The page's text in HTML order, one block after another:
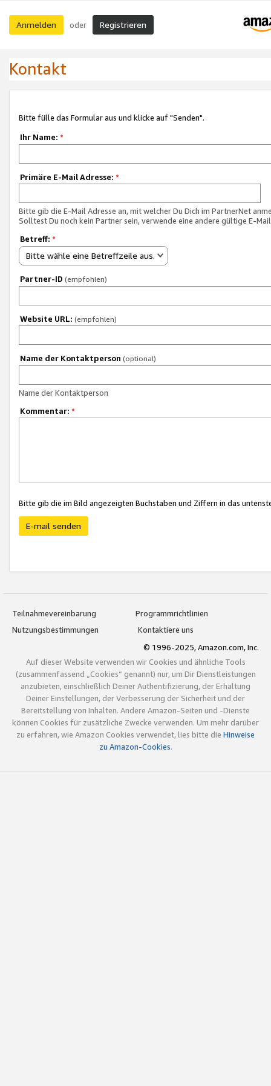
Anmelden oder Registrieren
Kontakt
Bitte fülle das Formular aus und klicke auf "Senden".
Ihr Name: *
Primäre E-Mail Adresse: *
Bitte gib die E-Mail Adresse an, mit welcher Du Dich im PartnerNet
Solltest Du noch kein Partner sein, verwende eine andere gültige E-
Betreff: *
Bitte wähle eine Betreffzeile aus.
Partner-ID (empfohlen)
Website URL: (empfohlen)
Name der Kontaktperson (optional)
Name der Kontaktperson
Kommentar: *
Bitte gib die im Bild angezeigten Buchstaben und Ziffern in das
E-mail senden
Teilnahmevereinbarung
Programmrichtlinien
Nutzungsbestimmungen
Kontaktiere uns
© 1996-2025, Amazon.com, Inc.
Auf dieser Website verwenden wir Cookies und ähnliche Tools
(zusammenfassend „Cookies“ genannt) nur, um Dir Dienstleistungen
anzubieten, einschließlich Deiner Authentifizierung, der Erhaltung
Deiner Einstellungen, der Verbesserung der Sicherheit und der
Bereitstellung von Inhalten. Andere Amazon-Seiten und -Dienste
können Cookies für zusätzliche Zwecke verwenden. Um mehr darüber
zu erfahren, wie Amazon Cookies verwendet, lies bitte die Hinweise
zu Amazon-Cookies.